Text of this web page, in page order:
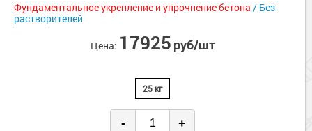
Фундаментальное укрепление и упрочнение бетона / Без
растворителей
Цена: 17925 руб/шт
25 кг
- +